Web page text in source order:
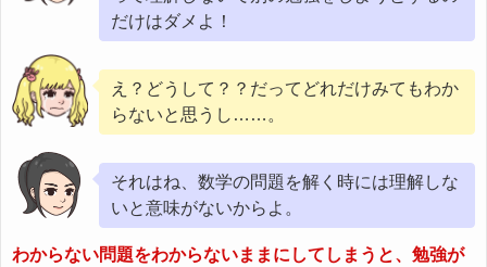
だけはダメよ！
え？どうして？？だってどれだけみてもわか
らないと思うし……。
それはね、数学の問題を解く時には理解しな
いと意味がないからよ。
わからない問題をわからないままにしてしまうと、勉強が